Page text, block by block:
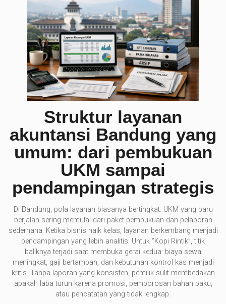
Struktur layanan
akuntansi Bandung yang
umum: dari pembukuan
UKM sampai
pendampingan strategis
Di Bandung, pola layanan biasanya bertingkat. UKM yang baru
berjalan sering memulai dari paket pembukuan dan pelaporan
sederhana. Ketika bisnis naik kelas, layanan berkembang menjadi
pendampingan yang lebih analitis. Untuk “Kopi Rintik”, titik
baliknya terjadi saat membuka gerai kedua: biaya sewa
meningkat, gaji bertambah, dan kebutuhan kontrol kas menjadi
kritis. Tanpa laporan yang konsisten, pemilik sulit membedakan
apakah laba turun karena promosi, pemborosan bahan baku,
atau pencatatan yang tidak lengkap.